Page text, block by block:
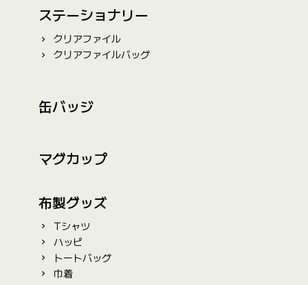
ステーショナリー
クリアファイル
クリアファイルバッグ
缶バッジ
マグカップ
布製グッズ
Tシャツ
ハッピ
トートバッグ
巾着